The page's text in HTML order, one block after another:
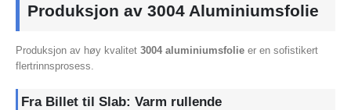
Produksjon av 3004 Aluminiumsfolie
Produksjon av høy kvalitet 3004 aluminiumsfolie er en sofistikert
flertrinnsprosess.
Fra Billet til Slab: Varm rullende